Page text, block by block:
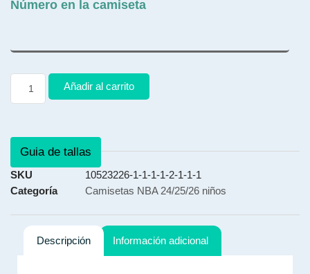
Número en la camiseta
Añadir al carrito
Guia de tallas
SKU
10523226-1-1-1-1-2-1-1-1
Categoría
Camisetas NBA 24/25/26 niños
Descripción Información adicional